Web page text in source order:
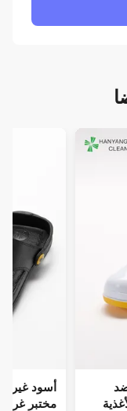
أسود غير زلة